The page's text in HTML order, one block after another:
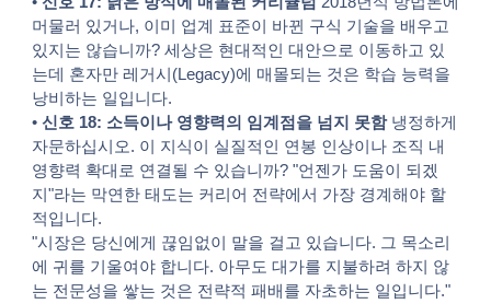
머물러 있거나, 이미 업계 표준이 바뀐 구식 기술을 배우고
있지는 않습니까? 세상은 현대적인 대안으로 이동하고 있
는데 혼자만 레거시(Legacy)에 매몰되는 것은 학습 능력을
낭비하는 일입니다.
• 신호 18: 소득이나 영향력의 임계점을 넘지 못함냉정하게
자문하십시오. 이 지식이 실질적인 연봉 인상이나 조직 내
영향력 확대로 연결될 수 있습니까? "언젠가 도움이 되겠
지"라는 막연한 태도는 커리어 전략에서 가장 경계해야 할
적입니다.
"시장은 당신에게 끊임없이 말을 걸고 있습니다. 그 목소리
에 귀를 기울여야 합니다. 아무도 대가를 지불하려 하지 않
는 전문성을 쌓는 것은 전략적 패배를 자초하는 일입니다."